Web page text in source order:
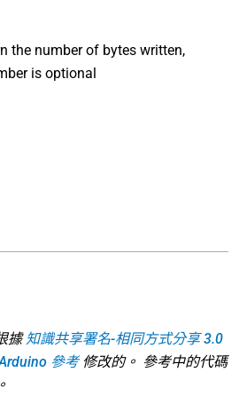
the number of bytes written,
is optional
據知識共享署名-相同方式分享 3.0
參考修改的。 參考中的代碼